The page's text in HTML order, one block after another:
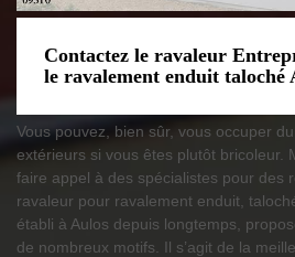
Contactez le ravaleur
le ravalement enduit taloché
Vous pouvez, bien sûr, vous occuper
extérieurs si vous êtes plutôt bricoleur.
faire appel à des spécialistes pour des
ravaleur pour ravalement enduit,
établi à Aulos depuis longtemps,
de nombreux motifs. Il s’agit de la